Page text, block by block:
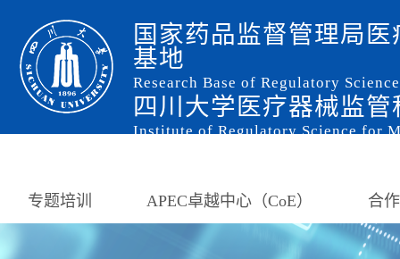
国家药品监督管理局
基地
Research Base of Regulatory
四川大学医疗器械监
Institute of Regulatory Science for
专题培训 APEC卓越中心（CoE） 合